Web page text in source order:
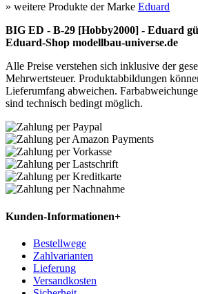
» weitere Produkte der Marke Eduard
BIG ED - B-29 [Hobby2000] - Eduard
Eduard-Shop modellbau-universe.de
Alle Preise verstehen sich inklusive der
Mehrwertsteuer. Produktabbildungen
Lieferumfang abweichen.
sind technisch bedingt möglich.
Kunden-Informationen+
Bestellwege
Zahlvarianten
Lieferung
Versandkosten